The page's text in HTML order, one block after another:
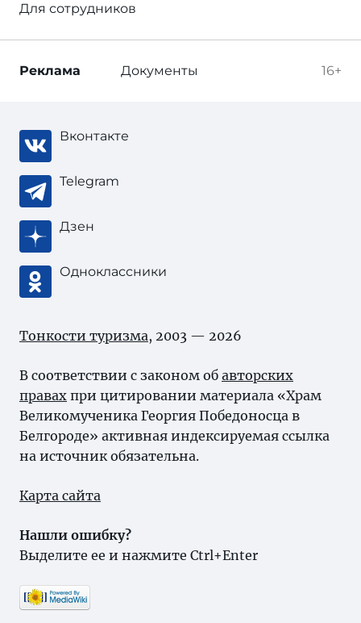
Для сотрудников
16+
Реклама Документы
Вконтакте
Telegram
Дзен
Одноклассники
Тонкости туризма, 2003 — 2026
В соответствии с законом об авторских
правах при цитировании материала «Храм
Великомученика Георгия Победоносца в
Белгороде» активная индексируемая ссылка
на источник обязательна.
Карта сайта
Нашли ошибку?
Выделите ее и нажмите Ctrl+Enter